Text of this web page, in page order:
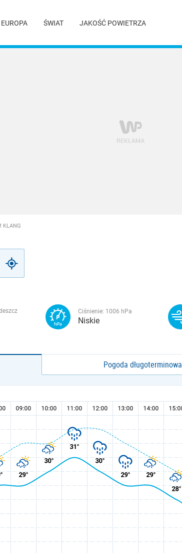
EUROPA ŚWIAT JAKOŚĆ POWIETRZA
KLANG
Ciśnienie: 1006 hPa
Niskie
Pogoda długoterminowa